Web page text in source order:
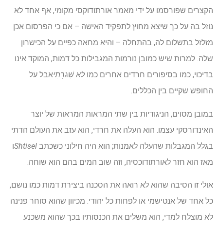
הקצרים שפורסמו על ידי מאמר אורתודוקסי מקומי, אף אחד לא
נוזל בה על כך שיצא מחוץ לתפקיד האישה – אם כי הפרסום אכן
מזלזל בתשלום לה, בהתחלה – והיא מחאה כפיים על הכישרון
שלה. למרות שיש כמובן נורמות המגבילות כל דמות, המוקד אינו
בדיכוי, כמו בסיפורים חרדים אחרים כמולֹא שִׁגרָתִיאבל על
החופש שקיים בין הכללים.
במובן מסוים, הניגודיות בין שתי המראות המראות של יוצר
האינדורסקי עצמו. הוא העלה את חרדי, הוא עזב את העולם הדתי
בגלל המגבלות שהעלה לאמנות; הוא היה חילוני כשכתב Shtiselו
מאז הוא חזר לאורתודוכסיה, וזה שוב המים בהם הוא שוחה.
אולי זו הסיבה שהוא לא רואה את הסכנה ביצירת דמות כמו נושם,
כל אחד של אנטישמי או לפחות כל יהודי. מכיוון שהוא סוחר פנינה
לא מוצלח למדי, הוא משלים את הכנסותיו בכך שהוא משכנע